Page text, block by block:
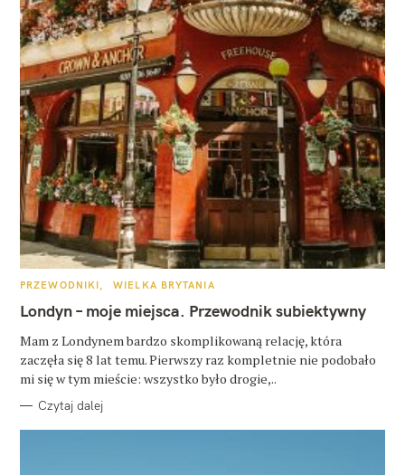
K
T
E
O
R
I
PRZEWODNIKI WIELKA BRYTANIA
Londyn – moje miejsca. Przewodnik subiektywny
Mam z Londynem bardzo skomplikowaną relację, która
zaczęła się 8 lat temu. Pierwszy raz kompletnie nie podobało
mi się w tym mieście: wszystko było drogie,..
Czytaj dalej